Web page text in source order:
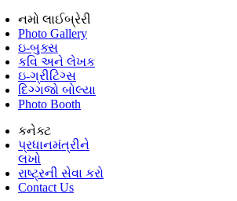
નમો લાઈબ્રેરી
Photo Gallery
ઇ-બુક્સ
કવિ અને લેખક
ઇ-ગ્રીટિંગ્સ
દિગ્ગજો બોલ્યા
Photo Booth
કનેક્ટ
પ્રધાનમંત્રીને
લખો
રાષ્ટ્રની સેવા કરો
Contact Us